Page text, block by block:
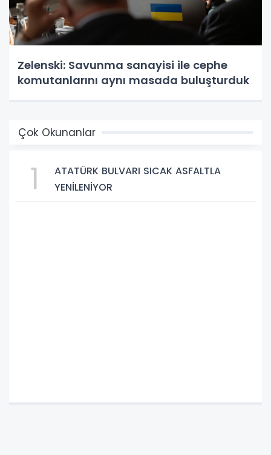
Zelenski: Savunma sanayisi ile cephe
komutanlarını aynı masada buluşturduk
Çok Okunanlar
1
ATATÜRK BULVARI SICAK ASFALTLA
YENİLENİYOR